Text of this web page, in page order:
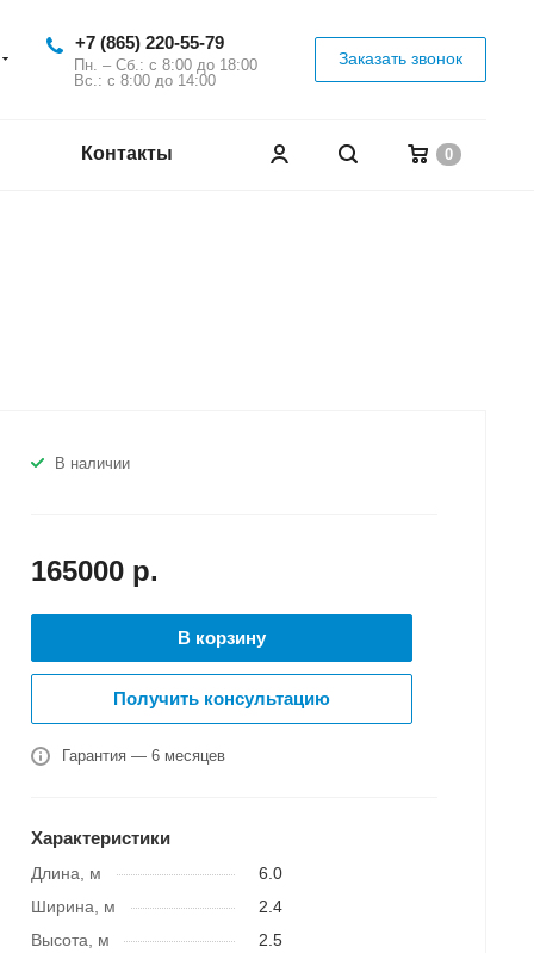
+7 (865) 220-55-79
Пн. – Сб.: с 8:00 до 18:00
Вс.: с 8:00 до 14:00
Заказать звонок
0
Контакты
В наличии
165000 р.
В корзину
Получить консультацию
Гарантия — 6 месяцев
Характеристики
Длина, м
6.0
Ширина, м
2.4
Высота, м
2.5